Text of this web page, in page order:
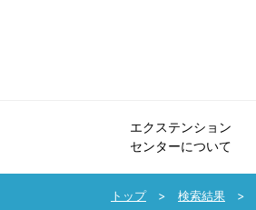
エクステンション
センターについて
トップ 検索結果